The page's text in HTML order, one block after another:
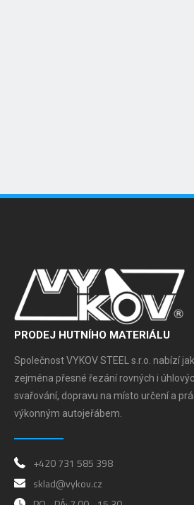
PRODEJ HUTNÍHO MATERIÁLU
Společnost VYKOV STEEL s.r.o. nabízí
zejména přesné řezání rovných i
svařování, dopravu na místo určení a
výkonným autojeřábem.
+420 731 585 398
sklad@vykov.cz